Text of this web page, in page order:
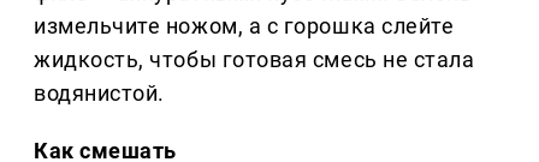
измельчите ножом, а с горошка слейте
жидкость, чтобы готовая смесь не стала
водянистой.
Как смешать